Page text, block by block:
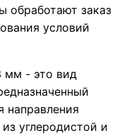
обработают заказ
условий
мм - это вид
направления
углеродистой и